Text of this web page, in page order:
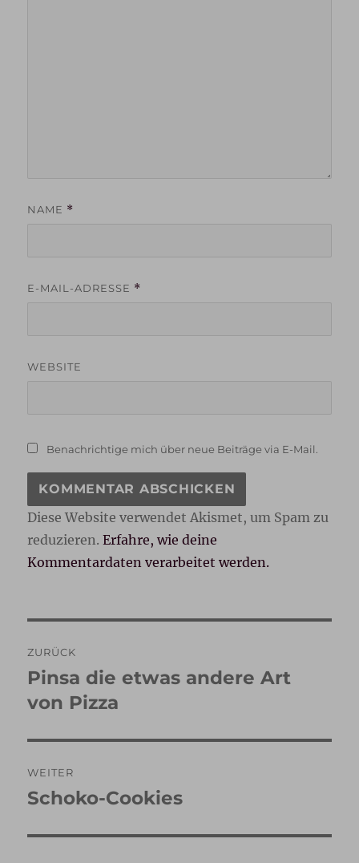
NAME *
E-MAIL-ADRESSE *
WEBSITE
Benachrichtige mich über neue Beiträge via E-Mail.
Diese Website verwendet Akismet, um Spam zu
reduzieren.Erfahre, wie deine
Kommentardaten verarbeitet werden.
ZURÜCK
Vorheriger
Beitrag:
Pinsa die etwas andere Art
von Pizza
WEITER
Nächster
Schoko-Cookies